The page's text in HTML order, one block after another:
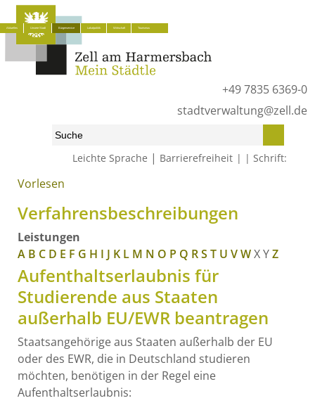
+49 7835 6369-0
stadtverwaltung@zell.de
Leichte Sprache | Barrierefreiheit Schrift:
Aktuelles Unsere Stadt Bürgerservice Lokalpolitik Wirtschaft Tourismus
Start» Bürgerservice »
Vorlesen
Verfahrensbeschreibungen
Leistungen
A B C D E F G H I J K L M N O P Q RS T U VWXYZ
Aufenthaltserlaubnis für
Studierende aus Staaten
außerhalb EU/EWR beantragen
Staatsangehörige aus Staaten außerhalb der EU
oder des EWR, die in Deutschland studieren
möchten, benötigen in der Regel eine
Aufenthaltserlaubnis: